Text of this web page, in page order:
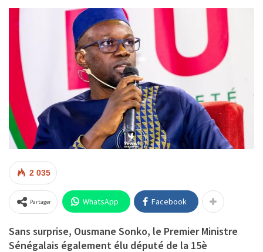
2 035
Partager WhatsApp Facebook
Sans surprise, Ousmane Sonko, le Premier Ministre
Sénégalais également élu député de la 15è